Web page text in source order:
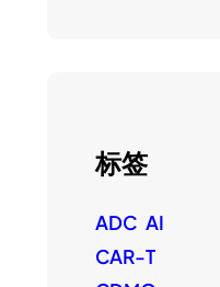
标签
ADC AI
CAR-T